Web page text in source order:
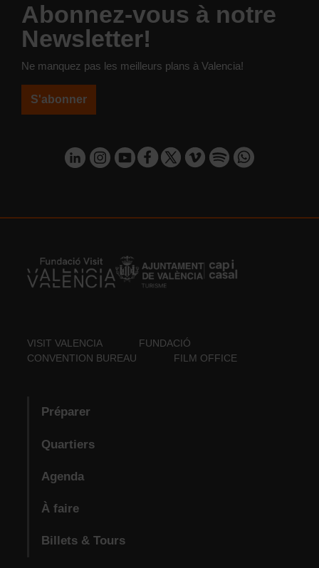
Abonnez-vous à notre
Newsletter!
Ne manquez pas les meilleurs plans à Valencia!
S'abonner
VISIT VALENCIA
FUNDACIÓ
CONVENTION BUREAU
FILM OFFICE
Préparer
Quartiers
Agenda
À faire
Billets & Tours